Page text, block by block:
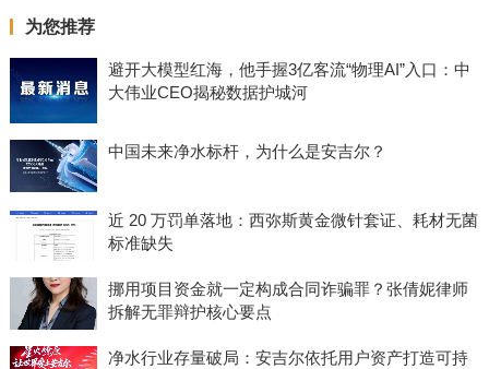
为您推荐
避开大模型红海，他手握3亿客流“物理AI”入口：中
大伟业CEO揭秘数据护城河
中国未来净水标杆，为什么是安吉尔？
近 20 万罚单落地：西弥斯黄金微针套证、耗材无菌
标准缺失
挪用项目资金就一定构成合同诈骗罪？张倩妮律师
拆解无罪辩护核心要点
净水行业存量破局：安吉尔依托用户资产打造可持